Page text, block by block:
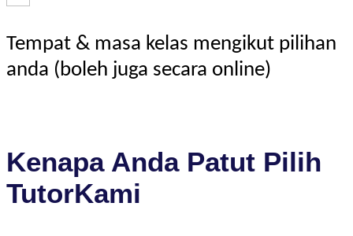
Tempat & masa kelas mengikut pilihan
anda (boleh juga secara online)
Kenapa Anda Patut Pilih
TutorKami